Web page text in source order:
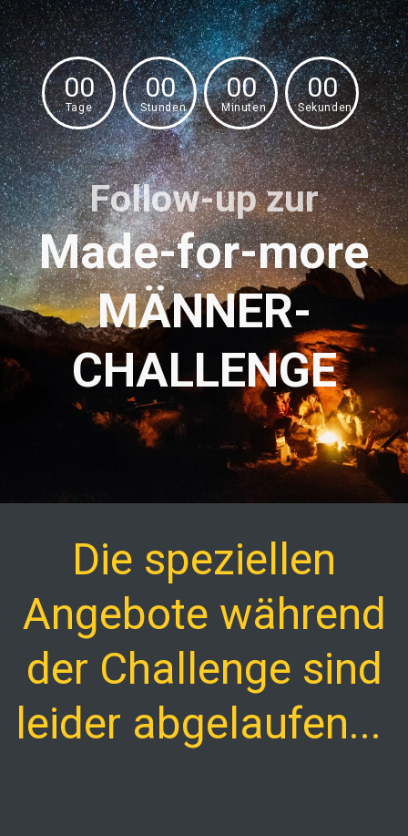
00
Tage
00
Stunden
00
Minuten
00
Sekunden
Follow-up zur
Made-for-more
MÄNNER-
CHALLENGE
Die speziellen
Angebote während
der Challenge sind
leider abgelaufen...